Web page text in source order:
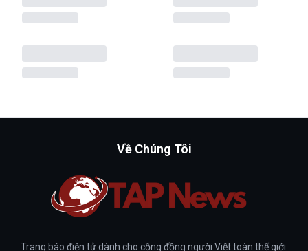
Về Chúng Tôi
Trang báo điện tử dành cho cộng đồng người Việt toàn thế giới.